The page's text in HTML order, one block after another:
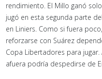
rendimiento. El Millo ganó
jugó en esta segunda parte
en Liniers. Como si fuera
reforzarse con Suárez
Copa Libertadores para
afuera podría despedirse de